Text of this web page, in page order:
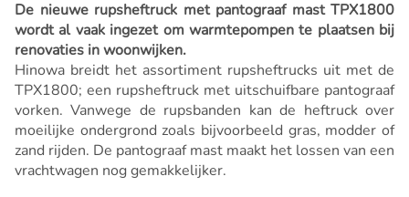
De nieuwe rupsheftruck met pantograaf mast TPX1800
wordt al vaak ingezet om warmtepompen te plaatsen bij
renovaties in woonwijken.
Hinowa breidt het assortiment rupsheftrucks uit met de
TPX1800; een rupsheftruck met uitschuifbare pantograaf
vorken. Vanwege de rupsbanden kan de heftruck over
moeilijke ondergrond zoals bijvoorbeeld gras, modder of
zand rijden. De pantograaf mast maakt het lossen van een
vrachtwagen nog gemakkelijker.